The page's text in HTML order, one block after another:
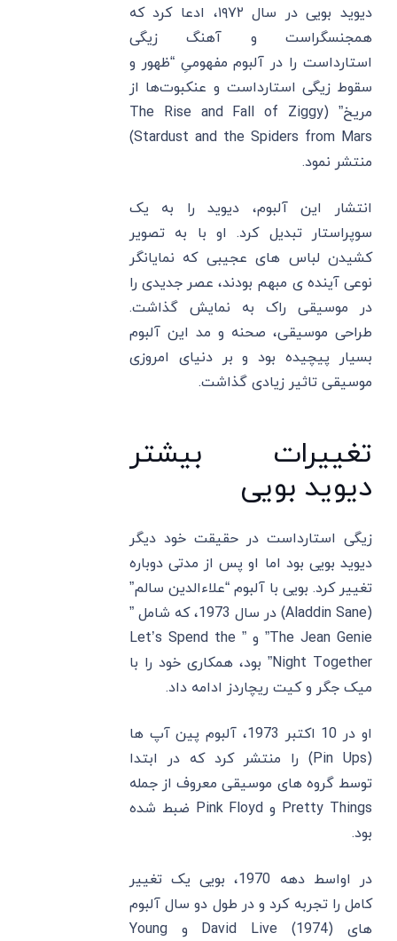
دیوید بویی در سال ۱۹۷۲، ادعا کرد که
همجنسگراست و آهنگ زیگی
استارداست را در آلبوم مفهومیِ “ظهور و
سقوط زیگی استارداست و عنکبوت‌ها از
مریخ” (The Rise and Fall of Ziggy
Stardust and the Spiders from Mars)
منتشر نمود.
انتشار این آلبوم، دیوید را به یک
سوپراستار تبدیل کرد. او با به تصویر
کشیدن لباس های عجیبی که نمایانگر
نوعی آینده ی مبهم بودند، عصر جدیدی را
در موسیقی راک به نمایش گذاشت.
طراحی موسیقی، صحنه و مد این آلبوم
بسیار پیچیده بود و بر دنیای امروزی
موسیقی تاثیر زیادی گذاشت.
تغییرات بیشتر
دیوید بویی
زیگی استارداست در حقیقت خود دیگر
دیوید بویی بود اما او پس از مدتی دوباره
تغییر کرد. بویی با آلبوم “علاءالدین سالم”
(Aladdin Sane) در سال 1973، که شامل ”
The Jean Genie” و ” Let’s Spend the
Night Together” بود، همکاری خود را با
میک جگر و کیت ریچاردز ادامه داد.
او در 10 اکتبر 1973، آلبوم پین آپ ها
(Pin Ups) را منتشر کرد که در ابتدا
توسط گروه های موسیقی معروف از جمله
Pretty Things و Pink Floyd ضبط شده
بود.
در اواسط دهه 1970، بویی یک تغییر
کامل را تجربه کرد و در طول دو سال آلبوم
های David Live (1974) و Young